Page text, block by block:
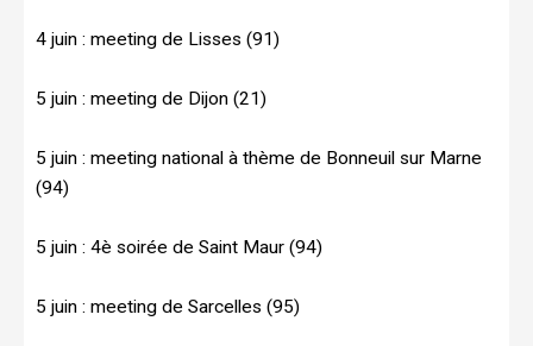
4 juin : meeting de Lisses (91)
5 juin : meeting de Dijon (21)
5 juin : meeting national à thème de Bonneuil sur Marne
(94)
5 juin : 4è soirée de Saint Maur (94)
5 juin : meeting de Sarcelles (95)